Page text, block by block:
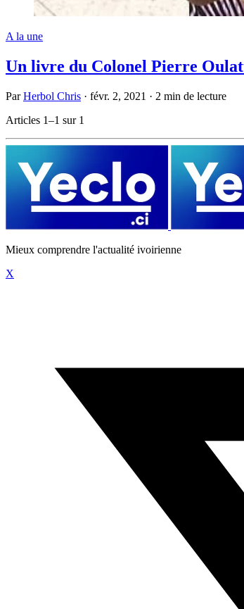
A la une
Un livre du Colonel Pierre
ParHerbol Chris · févr. 2, 2021 · 2 min de lecture
Articles 1–1 sur 1
Mieux comprendre l'actualité ivoirienne
X